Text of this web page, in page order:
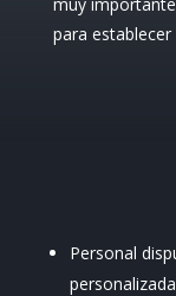
para establecer
Personal